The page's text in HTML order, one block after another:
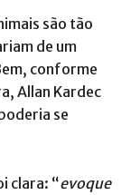
são tão
de um
conforme
Allan Kardec
se
clara: “evoque